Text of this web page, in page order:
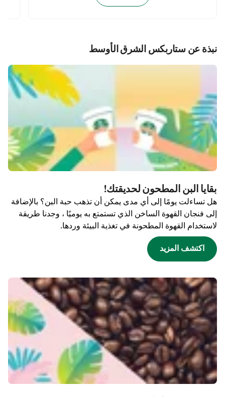
نبذة عن ستاربكس الشرق الأوسط
بقايا البن المطحون لحديقتك!
هل تساءلت يومًا إلى أي مدى يمكن أن تذهب حبة البن؟ بالإضافة
إلى فنجان القهوة الساخن الذي تستمتع به يوميًا ، وجدنا طريقة
لاستخدام القهوة المطحونة في تغذية البيئة وردها.
اكتشف المزيد